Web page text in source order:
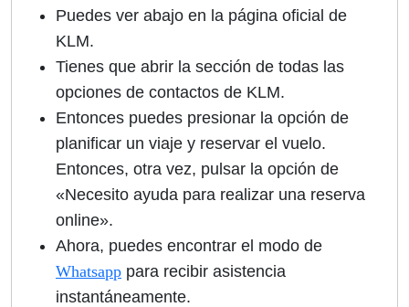
Puedes ver abajo en la página oficial de
KLM.
Tienes que abrir la sección de todas las
opciones de contactos de KLM.
Entonces puedes presionar la opción de
planificar un viaje y reservar el vuelo.
Entonces, otra vez, pulsar la opción de
«Necesito ayuda para realizar una reserva
online».
Ahora, puedes encontrar el modo de
Whatsapp para recibir asistencia
instantáneamente.